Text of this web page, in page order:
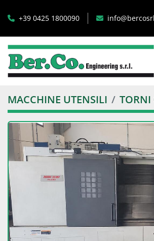
+39 0425 1800090
MACCHINE UTENSILI TORNI